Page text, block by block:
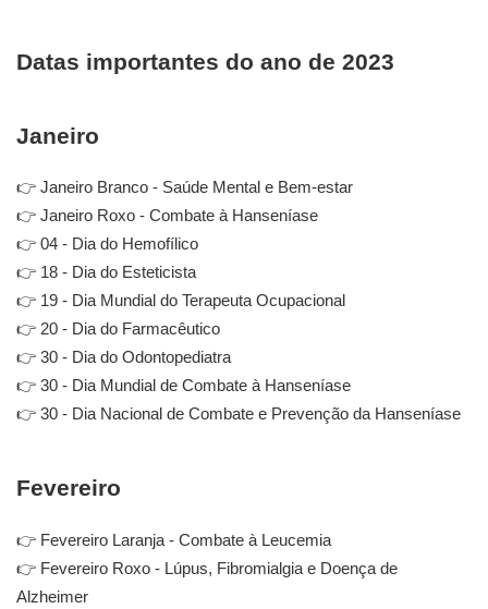
Datas importantes do ano de 2023
Janeiro
👉 Janeiro Branco - Saúde Mental e Bem-estar
👉 Janeiro Roxo - Combate à Hanseníase
👉 04 - Dia do Hemofílico
👉 18 - Dia do Esteticista
👉 19 - Dia Mundial do Terapeuta Ocupacional
👉 20 - Dia do Farmacêutico
👉 30 - Dia do Odontopediatra
👉 30 - Dia Mundial de Combate à Hanseníase
👉 30 - Dia Nacional de Combate e Prevenção da Hanseníase
Fevereiro
👉 Fevereiro Laranja - Combate à Leucemia
👉 Fevereiro Roxo - Lúpus, Fibromialgia e Doença de
Alzheimer